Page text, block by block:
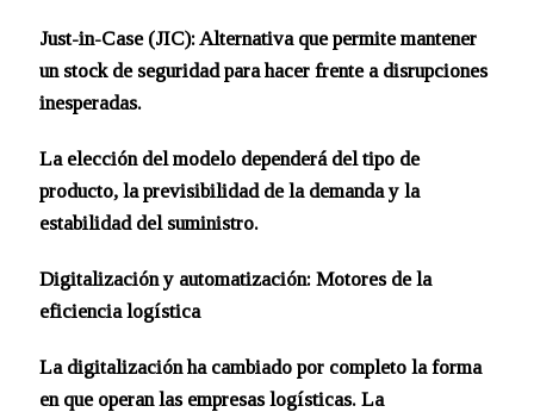
Just-in-Case (JIC): Alternativa que permite mantener
un stock de seguridad para hacer frente a disrupciones
inesperadas.
La elección del modelo dependerá del tipo de
producto, la previsibilidad de la demanda y la
estabilidad del suministro.
Digitalización y automatización: Motores de la
eficiencia logística
La digitalización ha cambiado por completo la forma
en que operan las empresas logísticas. La